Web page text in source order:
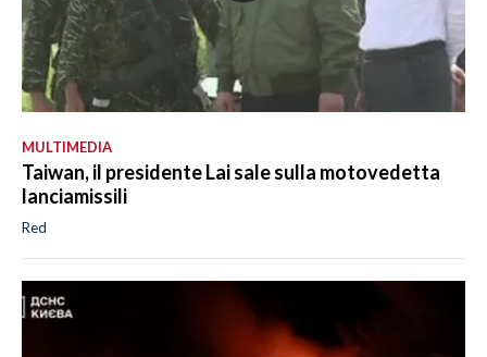
MULTIMEDIA
Taiwan, il presidente Lai sale sulla motovedetta
lanciamissili
Red